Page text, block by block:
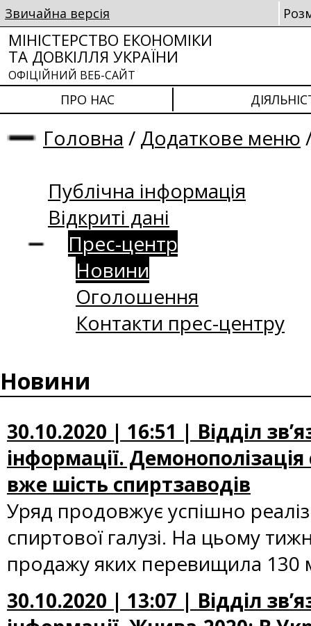
Звичайна версія
МІНІСТЕРСТВО ЕКОНОМІКИ
ТА ДОВКІЛЛЯ УКРАЇНИ
ОФІЦІЙНИЙ ВЕБ-САЙТ
ПРО НАС
Головна / Додаткове меню
Публічна інформація
Відкриті дані
Прес-центр
Новини
Оголошення
Контакти прес-центру
Новини
30.10.2020 | 16:51 | Відділ
інформації.
вже шість спиртзаводів
Уряд продовжує успішно
спиртової галузі. На цьому
продажу яких перевищила 130
30.10.2020 | 13:07 | Відділ